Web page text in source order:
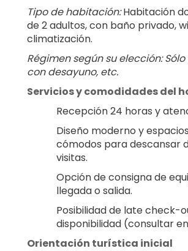
Tipo de habitación: Habitación
de 2 adultos, con baño privado,
climatización.
Régimen según su elección:
con desayuno, etc.
Servicios y comodidades del
Recepción 24 horas y
Diseño moderno y
cómodos para descansar
visitas.
Opción de consigna de
llegada o salida.
Posibilidad de late check-
disponibilidad (consultar
Orientación turística inicial